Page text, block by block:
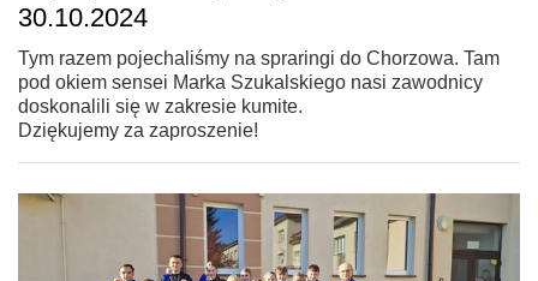
30.10.2024
Tym razem pojechaliśmy na spraringi do Chorzowa. Tam
pod okiem sensei Marka Szukalskiego nasi zawodnicy
doskonalili się w zakresie kumite.
Dziękujemy za zaproszenie!